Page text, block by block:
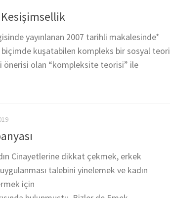
yayınlanan 2007 tarihli makalesinde*
kuşatabilen kompleks bir sosyal teori
önerisi olan “kompleksite teorisi” ile
Cinayetlerine dikkat çekmek, erkek
talebini yinelemek ve kadın
için